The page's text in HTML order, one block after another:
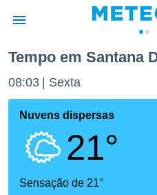
da
foi
fornecidas
a este
Tempo em Santana
08:03 Sexta
Nuvens dispersas
21°
Sensação de 21°